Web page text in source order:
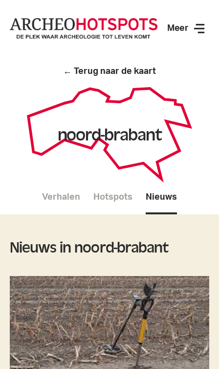
Meer
← Terug naar de kaart
noord-brabant
Verhalen Hotspots Nieuws
Nieuws in noord-brabant